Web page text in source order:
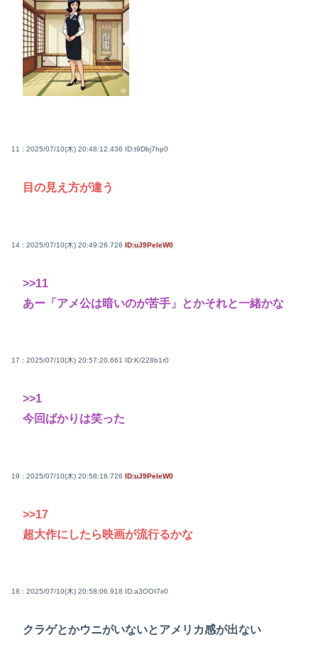
11 : 2025/07/10(木) 20:48:12.436 ID:t9Dbj7hp0
目の見え方が違う
14 : 2025/07/10(木) 20:49:26.726 ID:uJ9PeIeW0
>>11
あー「アメ公は暗いのが苦手」とかそれと一緒かな
17 : 2025/07/10(木) 20:57:20.661 ID:K/228b1r0
>>1
今回ばかりは笑った
19 : 2025/07/10(木) 20:58:16.726 ID:uJ9PeIeW0
>>17
超大作にしたら映画が流行るかな
18 : 2025/07/10(木) 20:58:06.918 ID:a3OOI7ir0
クラゲとかウニがいないとアメリカ感が出ない